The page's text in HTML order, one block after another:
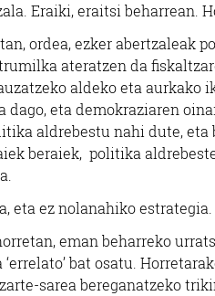
Eraiki, eraitsi beharrean.
ordea, ezker abertzaleak
ateratzen da
aldeko eta aurkako
dago, eta demokraziaren
aldrebestu nahi dute,
beraiek, politika
eta ez nolanahiko estrategia.
eman beharreko
‘errelato’ bat osatu.
sarea bereganatzeko